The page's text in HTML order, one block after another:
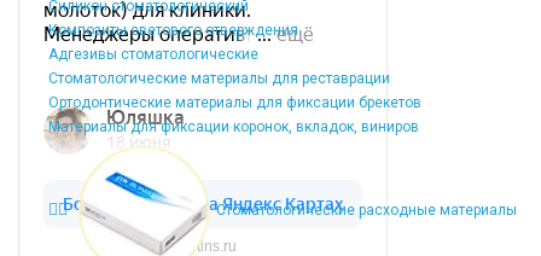
Силикон стоматологический
Композиты светового отверждения
Адгезивы стоматологические
Стоматологические материалы для реставрации
Ортодонтические материалы для фиксации брекетов
Материалы для фиксации коронок, вкладок, виниров
Стоматологические расходные материалы
Dentins.ru